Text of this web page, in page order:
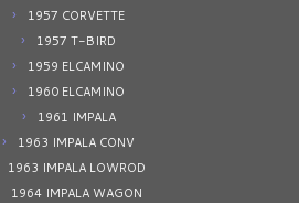
1957 CORVETTE
1957 T-BIRD
1959 ELCAMINO
1960 ELCAMINO
1961 IMPALA
1963 IMPALA CONV
1963 IMPALA LOWROD
1964 IMPALA WAGON